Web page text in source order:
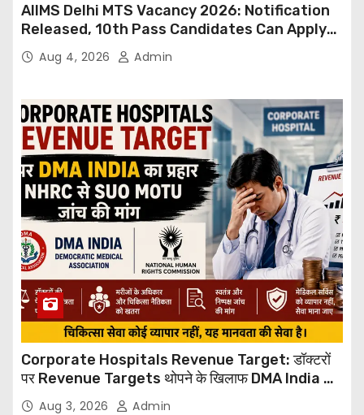
AIIMS Delhi MTS Vacancy 2026: Notification
Released, 10th Pass Candidates Can Apply
Through Email
Aug 4, 2026 Admin
Corporate Hospitals Revenue Target: डॉक्टरों
पर Revenue Targets थोपने के खिलाफ DMA India का
बड़ा कदम, NHRC से Suo Motu जांच की मांग
Aug 3, 2026 Admin